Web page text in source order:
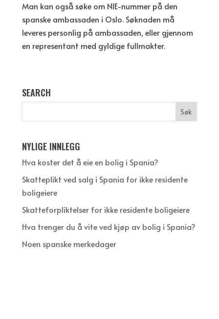
Man kan også søke om NIE-nummer på den
spanske ambassaden i Oslo. Søknaden må
leveres personlig på ambassaden, eller gjennom
en representant med gyldige fullmakter.
SEARCH
NYLIGE INNLEGG
Hva koster det å eie en bolig i Spania?
Skatteplikt ved salg i Spania for ikke residente
boligeiere
Skatteforpliktelser for ikke residente boligeiere
Hva trenger du å vite ved kjøp av bolig i Spania?
Noen spanske merkedager